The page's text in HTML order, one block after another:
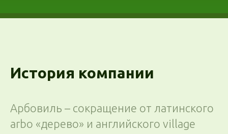
История компании
Арбовиль – сокращение от латинского
arbo «дерево» и английского village